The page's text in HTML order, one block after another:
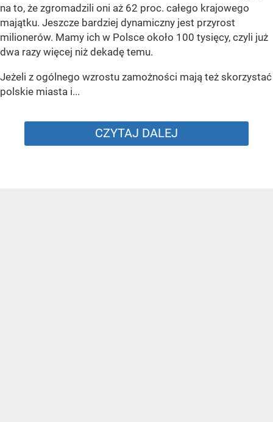
na to, że zgromadzili oni aż 62 proc. całego krajowego
majątku. Jeszcze bardziej dynamiczny jest przyrost
milionerów. Mamy ich w Polsce około 100 tysięcy, czyli już
dwa razy więcej niż dekadę temu.
Jeżeli z ogólnego wzrostu zamożności mają też skorzystać
polskie miasta i...
CZYTAJ DALEJ